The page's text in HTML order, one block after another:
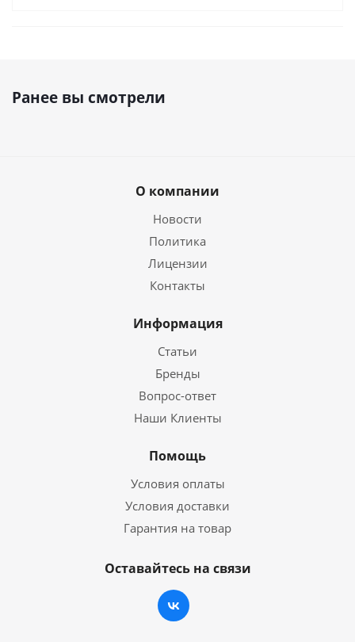
Ранее вы смотрели
О компании
Новости
Политика
Лицензии
Контакты
Информация
Статьи
Бренды
Вопрос-ответ
Наши Клиенты
Помощь
Условия оплаты
Условия доставки
Гарантия на товар
Оставайтесь на связи